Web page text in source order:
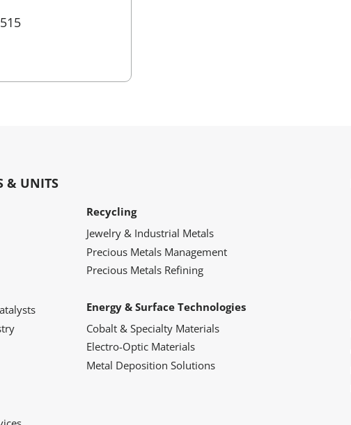
& UNITS
Recycling
Jewelry & Industrial Metals
Precious Metals Management
Precious Metals Refining
Energy & Surface Technologies
Cobalt & Specialty Materials
Electro-Optic Materials
Metal Deposition Solutions